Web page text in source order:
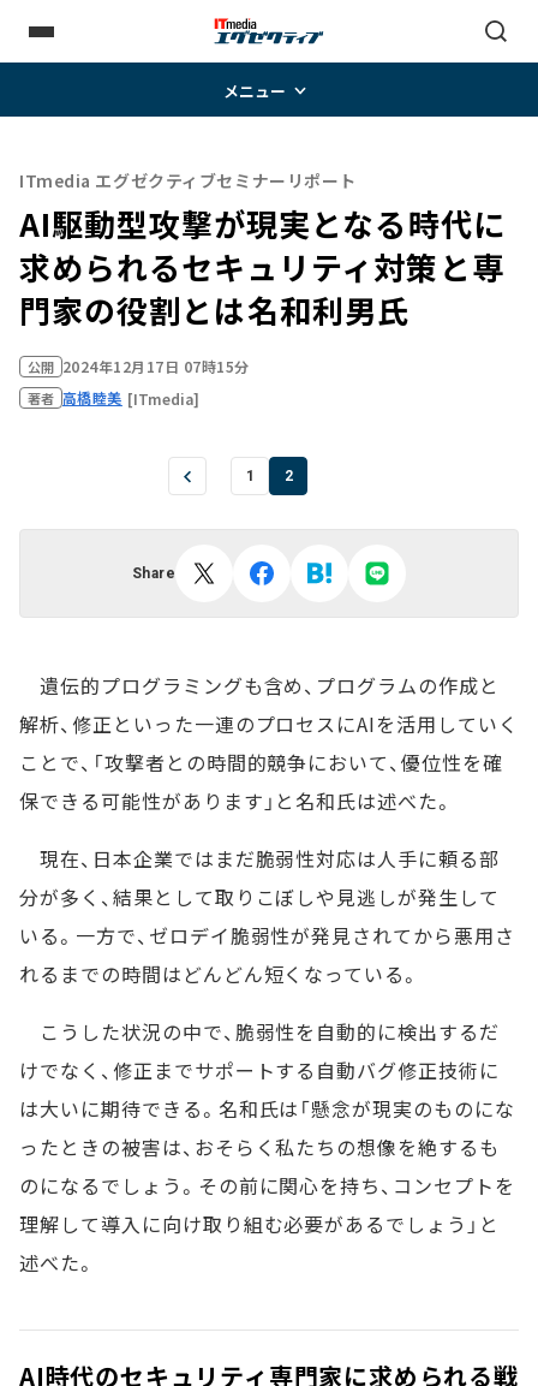
メニュー
ITmedia エグゼクティブセミナーリポート
AI駆動型攻撃が現実となる時代に
求められるセキュリティ対策と専
門家の役割とは――名和利男氏
公開 2024年12月17日 07時15分
著者 高橋睦美 [ITmedia]
1 2
Share
遺伝的プログラミングも含め、プログラムの作成と
解析、修正といった一連のプロセスにAIを活用していく
ことで、「攻撃者との時間的競争において、優位性を確
保できる可能性があります」と名和氏は述べた。
現在、日本企業ではまだ脆弱性対応は人手に頼る部
分が多く、結果として取りこぼしや見逃しが発生して
いる。一方で、ゼロデイ脆弱性が発見されてから悪用さ
れるまでの時間はどんどん短くなっている。
こうした状況の中で、脆弱性を自動的に検出するだ
けでなく、修正までサポートする自動バグ修正技術に
は大いに期待できる。名和氏は「懸念が現実のものにな
ったときの被害は、おそらく私たちの想像を絶するも
のになるでしょう。その前に関心を持ち、コンセプトを
理解して導入に向け取り組む必要があるでしょう」と
述べた。
AI時代のセキュリティ専門家に求められる戦